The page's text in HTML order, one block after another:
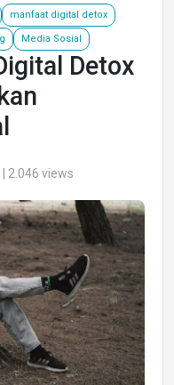
manfaat digital detox
Media Sosial
Detox
2.046 views